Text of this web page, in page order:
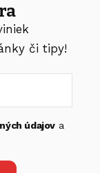
či tipy!
údajova